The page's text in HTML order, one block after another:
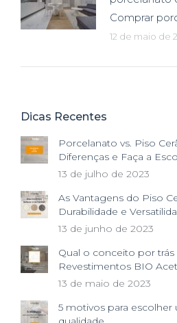
Comprar
12 de maio de
Dicas Recentes
Porcelanato vs. Piso
Diferenças e Faça a
13 de julho de 2023
As Vantagens do Piso
Durabilidade e
13 de junho de 2023
Qual o conceito por
Revestimentos BIO
13 de maio de 2023
5 motivos para escolher